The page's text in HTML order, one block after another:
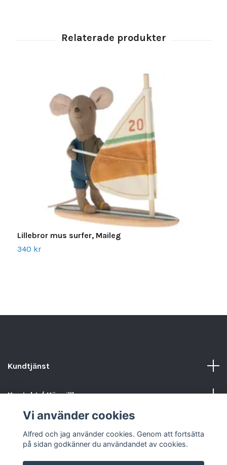
Lillebror mus surfer, Maileg
340 kr
Kundtjänst
Kontakt / Köpvillkor
Vi använder cookies
Alfred och jag använder cookies. Genom att fortsätta
på sidan godkänner du användandet av cookies.